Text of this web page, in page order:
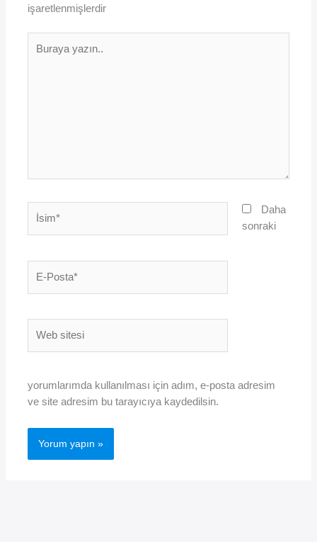
işaretlenmişlerdir
yazın..
Posta*
sitesi
Daha
sonraki
yorumlarımda kullanılması için adım, e-posta adresim
ve site adresim bu tarayıcıya kaydedilsin.